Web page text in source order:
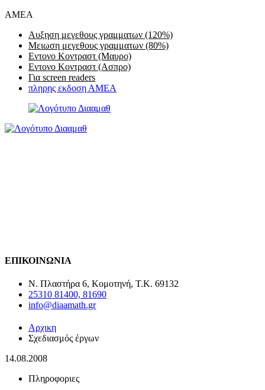
AMEA
Αυξηση μεγεθους γραμματων (120%)
Μειωση μεγεθους γραμματων (80%)
Εντονο Κοντραστ (Μαυρο)
Εντονο Κοντραστ (Ασπρο)
Για screen readers
πληρης εκδοση ΑΜΕΑ
ΕΠΙΚΟΙΝΩΝΙΑ
Ν. Πλαστήρα 6, Κομοτηνή, T.K. 69132
25310 81400, 81690
info@diaamath.gr
Αρχικη
Σχεδιασμός έργων
14.08.2008
Πληροφοριες